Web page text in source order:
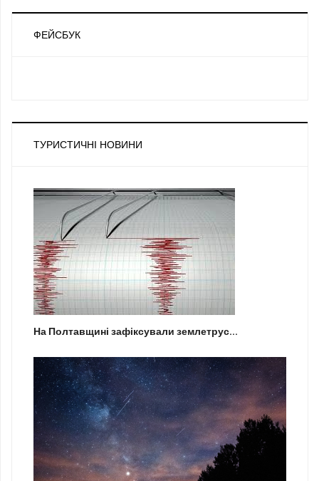
ФЕЙСБУК
ТУРИСТИЧНІ НОВИНИ
На Полтавщині зафіксували землетрус...